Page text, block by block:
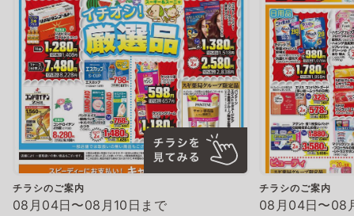
チラシのご案内
08月04日〜08月10日まで
チラシのご案内
08月04日〜08